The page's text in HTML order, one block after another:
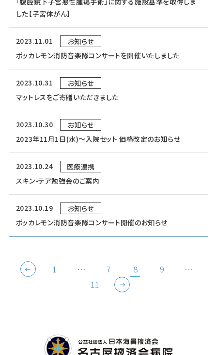
した【子宮体がん】
2023.11.01
お知らせ
ポッカレモン消防音楽隊コンサートを開催いたしました
2023.10.31
お知らせ
マットレスをご寄贈いただきました
2023.10.30
お知らせ
2023年11月1日(水)～入院セット 価格改定のお知らせ
2023.10.24
医療連携
スキン-テア勉強会のご案内
2023.10.19
お知らせ
ポッカレモン消防音楽隊コンサート開催のお知らせ
1 … 7 8 9
…
11